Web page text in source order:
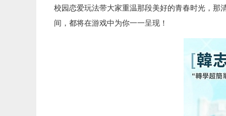
校园恋爱玩法带大家重温那段美好的青春时光，
间，都将在游戏中为你一一呈现！